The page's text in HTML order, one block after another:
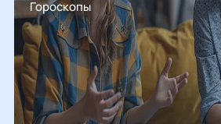
Гороскопы